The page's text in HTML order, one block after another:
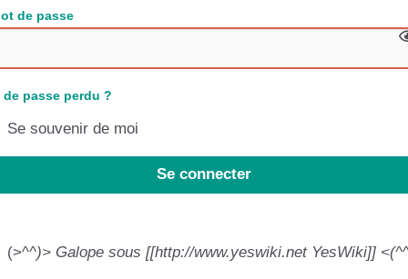
de passe
de passe perdu ?
Se souvenir de moi
Se connecter
(>^^)> Galope sous [[http://www.yeswiki.net YesWiki]] <(^